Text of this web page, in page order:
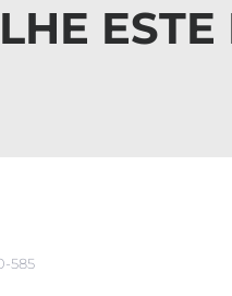
ESTE
585